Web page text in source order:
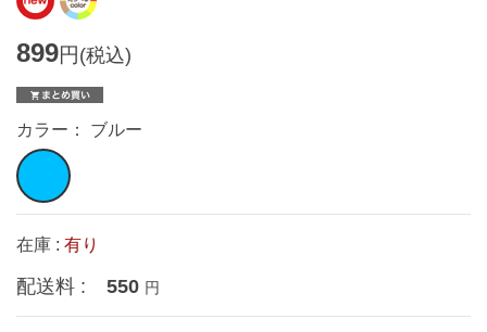
899円(税込)
カラー： ブルー
在庫 : 有り
配送料 : 550 円